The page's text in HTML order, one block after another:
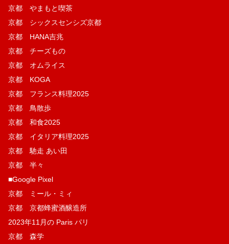
京都 やまもと喫茶
京都 シックスセンシズ京都
京都 HANA吉兆
京都 チーズもの
京都 オムライス
京都 KOGA
京都 フランス料理2025
京都 鳥散歩
京都 和食2025
京都 イタリア料理2025
京都 馳走 あい田
京都 半々
■Google Pixel
京都 ミール・ミィ
京都 京都蜂蜜酒醸造所
2023年11月の Paris パリ
京都 森学